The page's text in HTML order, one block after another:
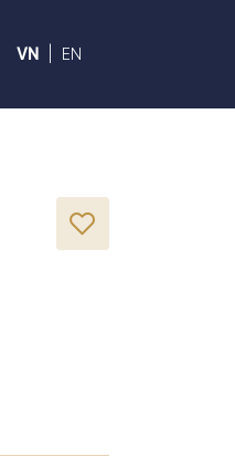
VN EN